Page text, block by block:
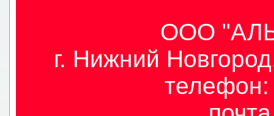
ООО
г. Нижний
телефон: